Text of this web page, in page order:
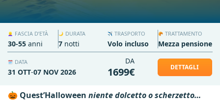
🗓️ DATA
31 OTT-07 NOV 2026
🌙 DURATA
7 notti
👱‍♀️ FASCIA D’ETÀ
30-55 anni
✈️ TRASPORTO
Volo incluso
🥐 TRATTAMENTO
Mezza pensione
DA
1699€ DETTAGLI
🎃 Quest’Halloween niente dolcetto o scherzetto…